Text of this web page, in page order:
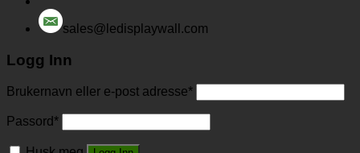
sales@ledisplaywall.com
Logg Inn
Brukernavn eller e-post adresse*
Passord*